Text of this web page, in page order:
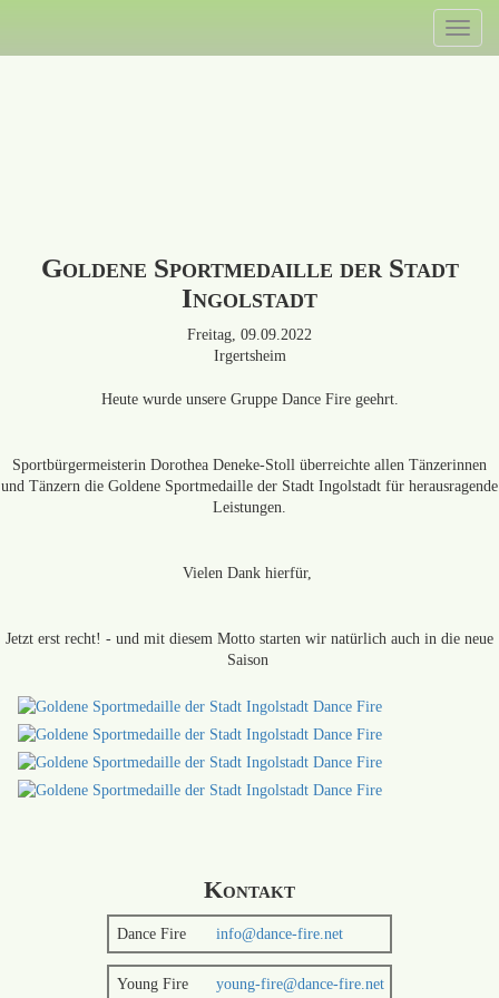
Inhalt
Toggle
Goldene Sportmedaille der Stadt
Ingolstadt
Freitag, 09.09.2022
Irgertsheim
Heute wurde unsere Gruppe Dance Fire geehrt.
Sportbürgermeisterin Dorothea Deneke-Stoll überreichte allen Tänzerinnen
und Tänzern die Goldene Sportmedaille der Stadt Ingolstadt für herausragende
Leistungen.
Vielen Dank hierfür,
Jetzt erst recht! - und mit diesem Motto starten wir natürlich auch in die neue
Saison
Kontakt
Dance Fire info@dance-fire.net
Young Fire young-fire@dance-fire.net